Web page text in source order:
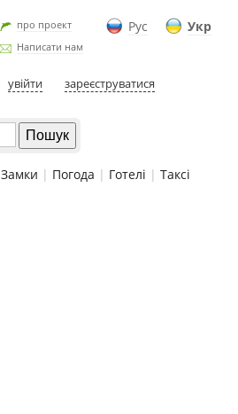
Рус Укр
про проект
Написати нам
увійти зареєструватися
Замки | Погода | Готелі | Таксі